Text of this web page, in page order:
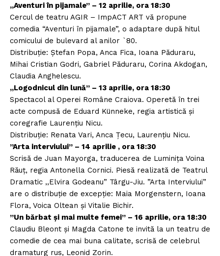
„Aventuri în pijamale” – 12 aprilie, ora 18:30
Cercul de teatru AGIR – ImpACT ART vă propune
comedia “Aventuri în pijamale”, o adaptare după hitul
comicului de bulevard al anilor `80.
Distribuție: Ștefan Popa, Anca Fica, Ioana Păduraru,
Mihai Cristian Godri, Gabriel Păduraru, Corina Akdogan,
Claudia Anghelescu.
„Logodnicul din lună” – 13 aprilie, ora 18:30
Spectacol al Operei Române Craiova. Operetă în trei
acte compusă de Eduard Künneke, regia artistică și
coregrafie Laurențiu Nicu.
Distribuție: Renata Vari, Anca Țecu, Laurențiu Nicu.
”Arta interviului” – 14 aprilie , ora 18:30
Scrisă de Juan Mayorga, traducerea de Luminița Voina
Răuț, regia Antonella Cornici. Piesă realizată de Teatrul
Dramatic ,,Elvira Godeanu” Târgu-Jiu. ”Arta Interviului”
are o distribuție de excepție: Maia Morgenstern, Ioana
Flora, Voica Oltean și Vitalie Bichir.
”Un bărbat și mai multe femei” – 16 aprilie, ora 18:30
Claudiu Bleont și Magda Catone te invită la un teatru de
comedie de cea mai buna calitate, scrisă de celebrul
dramaturg rus, Leonid Zorin.